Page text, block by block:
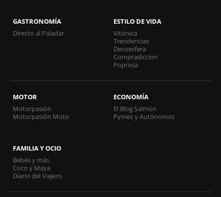
GASTRONOMÍA
Directo al Paladar
ESTILO DE VIDA
Vitónica
Trendencias
Decoesfera
Compradiccion
Poprosa
MOTOR
Motorpasión
Motorpasión Moto
ECONOMÍA
El Blog Salmón
Pymes y Autónomos
FAMILIA Y OCIO
Bebés y más
Coco y Maya
Diario del Viajero